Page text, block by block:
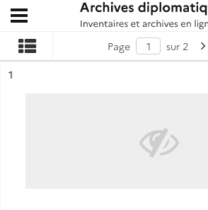
Archives diplomatiques
Ouvrir le menu déroulant
Page sur 2
n°
1